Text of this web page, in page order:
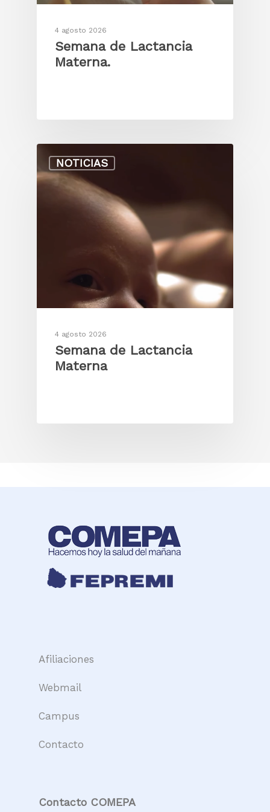
4 agosto 2026
Semana de Lactancia
Materna.
NOTICIAS
4 agosto 2026
Semana de Lactancia
Materna
Afiliaciones
Webmail
Campus
Contacto
Contacto COMEPA
Información del